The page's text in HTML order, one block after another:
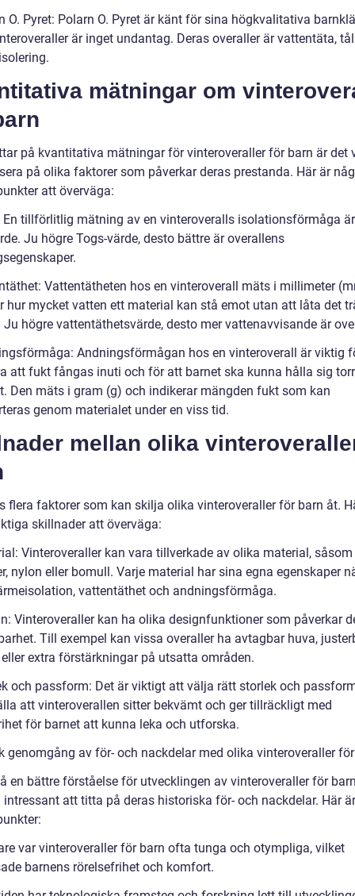
O. Pyret: Polarn O. Pyret är känt för sina högkvalitativa
är inget undantag. Deras overaller är vattentäta,
mätningar om
på kvantitativa mätningar för vinteroveraller för barn är det
på olika faktorer som påverkar deras prestanda. Här är
att överväga:
En tillförlitlig mätning av en vinteroveralls isolationsförmåga
Ju högre Togs-värde, desto bättre är overallens
Vattentätheten hos en vinteroverall mäts i millimeter
hur mycket vatten ett material kan stå emot utan att låta det
Ju högre vattentäthetsvärde, desto mer vattenavvisande är
Andningsförmågan hos en vinteroverall är viktig
att fukt fångas inuti och för att barnet ska kunna hålla sig
Den mäts i gram (g) och indikerar mängden fukt som kan
genom materialet under en viss tid.
mellan olika
flera faktorer som kan skilja olika vinteroveraller för barn åt.
skillnader att överväga:
Vinteroveraller kan vara tillverkade av olika material, såsom
nylon eller bomull. Varje material har sina egna egenskaper
vattentäthet och andningsförmåga.
Vinteroveraller kan ha olika designfunktioner som påverkar
Till exempel kan vissa overaller ha avtagbar huva,
extra förstärkningar på utsatta områden.
och passform: Det är viktigt att välja rätt storlek och
att vinteroverallen sitter bekvämt och ger tillräckligt med
för barnet att kunna leka och utforska.
genomgång av för- och nackdelar med olika vinteroveraller
en bättre förståelse för utvecklingen av vinteroveraller för
intressant att titta på deras historiska för- och nackdelar. Här
var vinteroveraller för barn ofta tunga och otympliga, vilket
barnens rörelsefrihet och komfort.